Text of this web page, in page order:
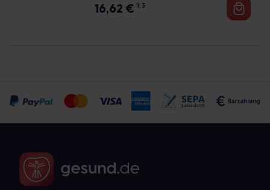
16,62 € 1, 3